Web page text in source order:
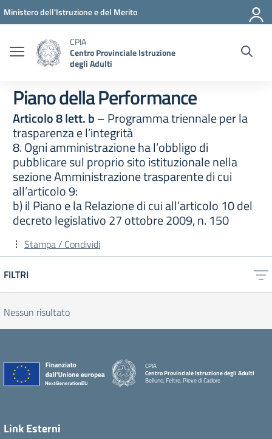
Vai ai contenuti
Vai al menu di navigazione
Vai al footer
Ministero dell'Istruzione e del Merito
CPIA
Centro Provinciale Istruzione
degli Adulti
Piano della Performance
Articolo 8 lett. b– Programma triennale per la
trasparenza e l’integrità
8. Ogni amministrazione ha l’obbligo di
pubblicare sul proprio sito istituzionale nella
sezione Amministrazione trasparente di cui
all’articolo 9:
b) il Piano e la Relazione di cui all’articolo 10 del
decreto legislativo 27 ottobre 2009, n. 150
Stampa / Condividi
FILTRI
Nessun risultato
CPIA
Centro Provinciale Istruzione degli Adulti
Belluno, Feltre, Pieve di Cadore
Link Esterni